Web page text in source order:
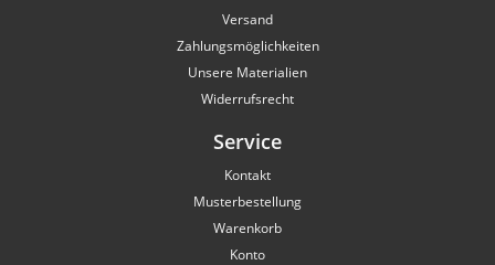
Versand
Zahlungsmöglichkeiten
Unsere Materialien
Widerrufsrecht
Service
Kontakt
Musterbestellung
Warenkorb
Konto